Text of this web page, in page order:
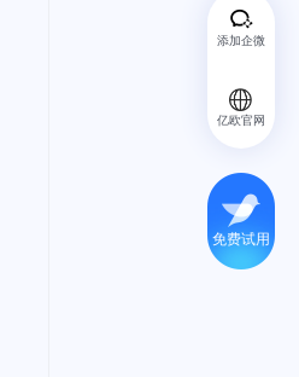
添加企微
亿欧官网
免费试用